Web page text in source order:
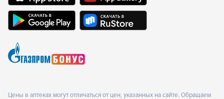
Цены в аптеках могут отличаться от цен, указанных на сайте. Обращаем